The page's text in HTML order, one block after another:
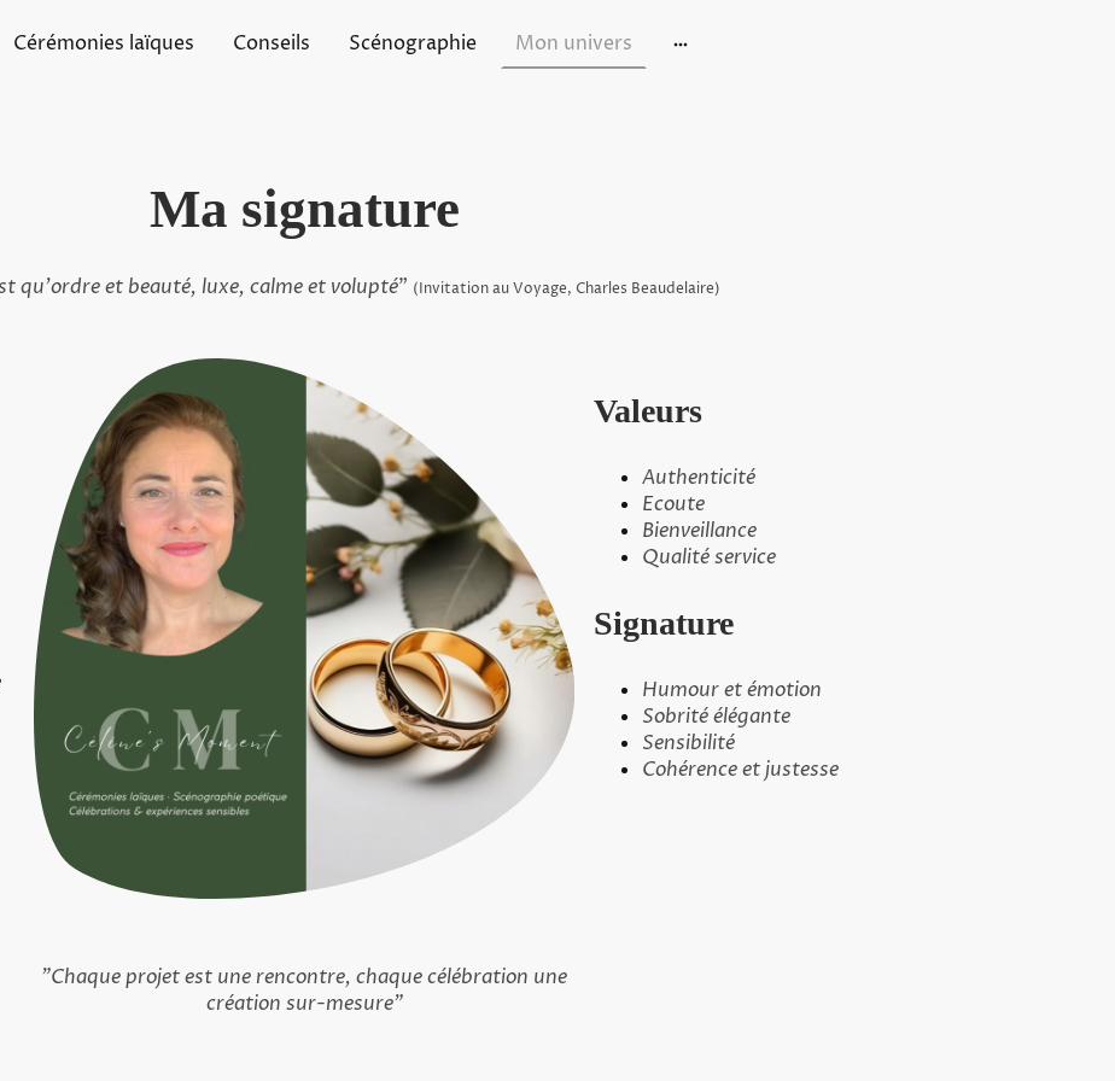
Cérémonies laïques Conseils Scénographie Mon univers
Ma signature
qu'ordre et beauté, luxe, calme et volupté" (Invitation au Voyage, Charles Beaudelaire)
"Chaque projet est une rencontre, chaque célébration une
création sur-mesure"
Valeurs
Authenticité
Ecoute
Bienveillance
Qualité service
Signature
Humour et émotion
Sobrité élégante
Sensibilité
Cohérence et justesse